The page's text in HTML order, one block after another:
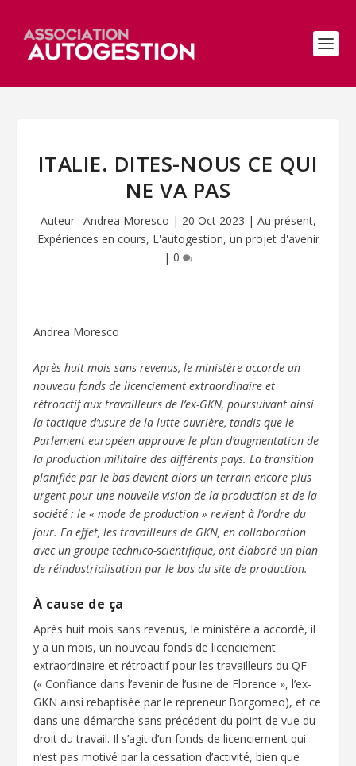
ITALIE. DITES-NOUS CE QUI
NE VA PAS
Auteur : Andrea Moresco | 20 Oct 2023 | Au présent,
Expériences en cours, L'autogestion, un projet d'avenir
| 0
Andrea Moresco
Après huit mois sans revenus, le ministère accorde un
nouveau fonds de licenciement extraordinaire et
rétroactif aux travailleurs de l’ex-GKN, poursuivant ainsi
la tactique d’usure de la lutte ouvrière, tandis que le
Parlement européen approuve le plan d’augmentation de
la production militaire des différents pays. La transition
planifiée par le bas devient alors un terrain encore plus
urgent pour une nouvelle vision de la production et de la
société : le « mode de production » revient à l’ordre du
jour. En effet, les travailleurs de GKN, en collaboration
avec un groupe technico-scientifique, ont élaboré un plan
de réindustrialisation par le bas du site de production.
À cause de ça
Après huit mois sans revenus, le ministère a accordé, il
y a un mois, un nouveau fonds de licenciement
extraordinaire et rétroactif pour les travailleurs du QF
(« Confiance dans l’avenir de l’usine de Florence », l’ex-
GKN ainsi rebaptisée par le repreneur Borgomeo), et ce
dans une démarche sans précédent du point de vue du
droit du travail. Il s’agit d’un fonds de licenciement qui
n’est pas motivé par la cessation d’activité, bien que